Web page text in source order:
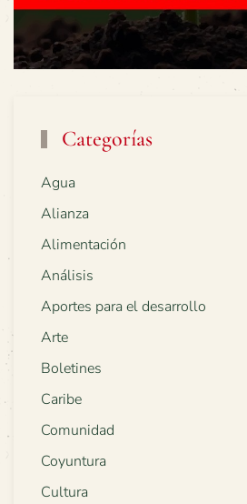
Categorías
Agua
Alianza
Alimentación
Análisis
Aportes para el desarrollo
Arte
Boletines
Caribe
Comunidad
Coyuntura
Cultura